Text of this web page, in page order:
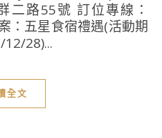
二路55號 訂位專線：
：五星食宿禮遇(活動期
28)...
全文